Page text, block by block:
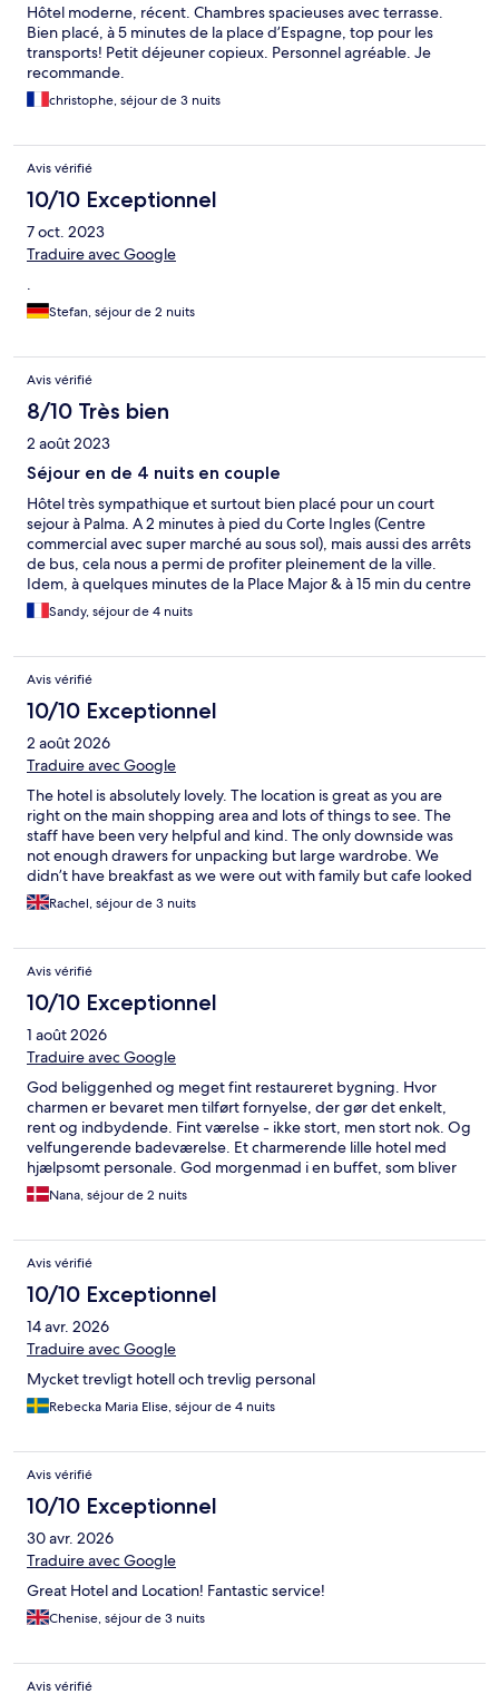
Hôtel moderne, récent. Chambres spacieuses avec terrasse.
Bien placé, à 5 minutes de la place d’Espagne, top pour les
transports! Petit déjeuner copieux. Personnel agréable. Je
recommande.
christophe, séjour de 3 nuits
Avis vérifié
10/10 Exceptionnel
7 oct. 2023
Traduire avec Google
.
Stefan, séjour de 2 nuits
Avis vérifié
8/10 Très bien
2 août 2023
Séjour en de 4 nuits en couple
Hôtel très sympathique et surtout bien placé pour un court
sejour à Palma. A 2 minutes à pied du Corte Ingles (Centre
commercial avec super marché au sous sol), mais aussi des arrêts
de bus, cela nous a permi de profiter pleinement de la ville.
Idem, à quelques minutes de la Place Major & à 15 min du centre
ville et des attractions touristique. L'hôtel est très propre, le seul
inconvénient, l'insonorisation des chambres. Nous entendions
qui peut perturber la nuit.
Sandy, séjour de 4 nuits
Avis vérifié
10/10 Exceptionnel
2 août 2026
Traduire avec Google
The hotel is absolutely lovely. The location is great as you are
right on the main shopping area and lots of things to see. The
staff have been very helpful and kind. The only downside was
not enough drawers for unpacking but large wardrobe. We
didn’t have breakfast as we were out with family but cafe looked
great too! Would definitely stay here again. Fantastic air con and
comfy beds 👍
Rachel, séjour de 3 nuits
Avis vérifié
10/10 Exceptionnel
1 août 2026
Traduire avec Google
God beliggenhed og meget fint restaureret bygning. Hvor
charmen er bevaret men tilført fornyelse, der gør det enkelt,
rent og indbydende. Fint værelse - ikke stort, men stort nok. Og
velfungerende badeværelse. Et charmerende lille hotel med
hjælpsomt personale. God morgenmad i en buffet, som bliver
holdt pæn og indbydende til sidste servering. Perfekt
udgangspunkt for at udforske skønne Palma!
Nana, séjour de 2 nuits
Avis vérifié
10/10 Exceptionnel
14 avr. 2026
Traduire avec Google
Mycket trevligt hotell och trevlig personal
Rebecka Maria Elise, séjour de 4 nuits
Avis vérifié
10/10 Exceptionnel
30 avr. 2026
Traduire avec Google
Great Hotel and Location! Fantastic service!
Chenise, séjour de 3 nuits
Avis vérifié